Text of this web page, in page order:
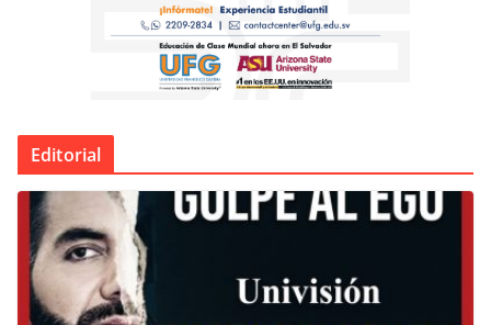
Editorial